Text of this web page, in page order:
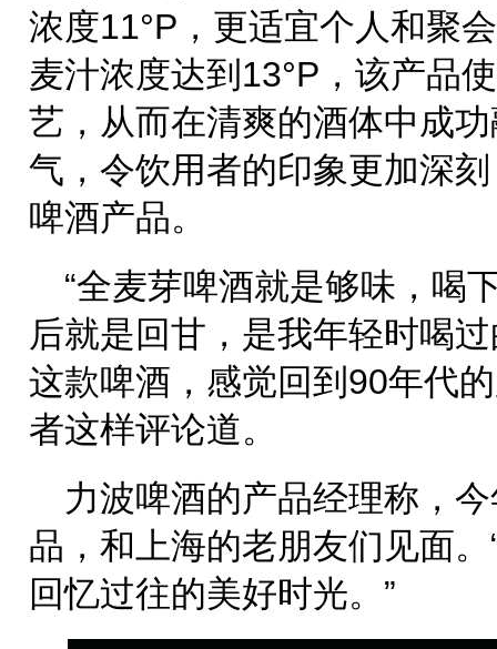
浓度11°P，更适宜个人和聚
麦汁浓度达到13°P，该产品
艺，从而在清爽的酒体中成
气，令饮用者的印象更加深
啤酒产品。
“全麦芽啤酒就是够味，喝
后就是回甘，是我年轻时喝
这款啤酒，感觉回到90年代
者这样评论道。
力波啤酒的产品经理称，
品，和上海的老朋友们见面
回忆过往的美好时光。”